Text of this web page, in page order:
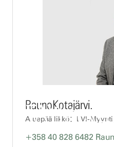
RaunoKotajärvi.
Aluepäällikkö：LVI-
+358 40 828 6482